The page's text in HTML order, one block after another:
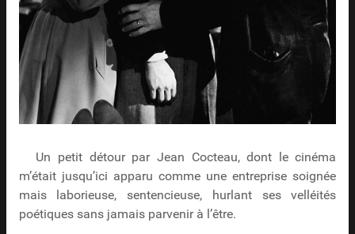
Un petit détour par Jean Cocteau, dont le cinéma
m’était jusqu’ici apparu comme une entreprise soignée
mais laborieuse, sentencieuse, hurlant ses velléités
poétiques sans jamais parvenir à l’être.